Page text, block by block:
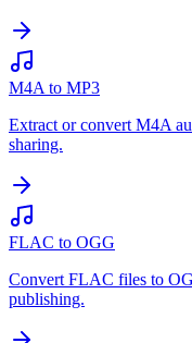
M4A to MP3
Extract or convert M4A
sharing.
FLAC to OGG
Convert FLAC files to
publishing.